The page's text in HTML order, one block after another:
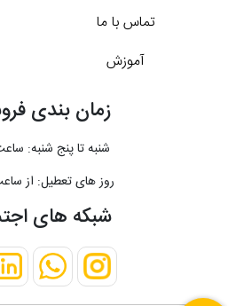
تماس با ما
آموزش
زمان بندی
شنبه تا پنج شنبه: ساعت ۱۰ الی
روز های تعطیل: از ساعت 10
شبکه های